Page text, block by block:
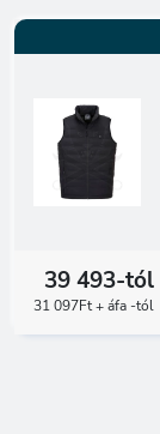
39 493-tól
31 097Ft + áfa -tól